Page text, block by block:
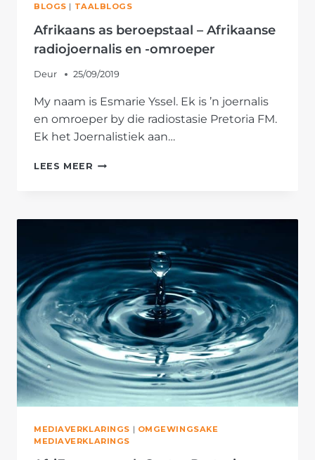
BLOGS | TAALBLOGS
Afrikaans as beroepstaal – Afrikaanse
radiojoernalis en -omroeper
Deur 25/09/2019
My naam is Esmarie Yssel. Ek is ’n joernalis
en omroeper by die radiostasie Pretoria FM.
Ek het Joernalistiek aan…
LEES MEER AFRIKAANS
AFRIKAANSE
-
OMROEPER
MEDIAVERKLARINGS | OMGEWINGSAKE
MEDIAVERKLARINGS